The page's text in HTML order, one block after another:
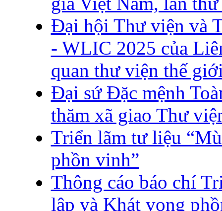
Đại hội Thư viện và
- WLIC 2025 của
quan thư viện thế
Đại sứ Đặc mệnh
thăm xã giao Thư
Triển lãm tư liệu
phồn vinh”
Thông cáo báo chí
lập và Khát vọng